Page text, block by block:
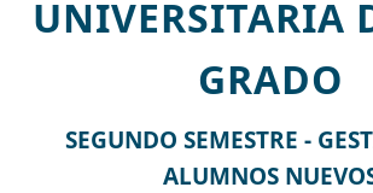
UNIVERSITARIA
GRADO
SEGUNDO SEMESTRE -
ALUMNOS